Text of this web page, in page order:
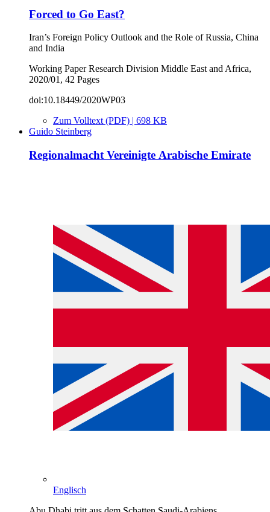
Forced to Go East?
Iran’s Foreign Policy Outlook and the Role of Russia, China
and India
Working Paper Research Division Middle East and Africa,
2020/01, 42 Pages
doi:10.18449/2020WP03
Zum Volltext (PDF) | 698 KB
Guido Steinberg
Regionalmacht Vereinigte Arabische Emirate
Englisch